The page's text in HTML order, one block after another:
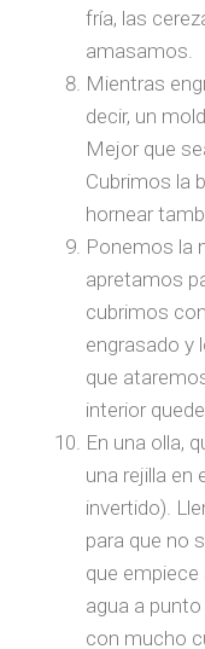
fría, las
amasamos.
Mientras
decir, un
Mejor que
Cubrimos la
hornear
Ponemos la
apretamos
cubrimos
engrasado y
que
interior
En una olla,
una rejilla en
invertido).
para que no
que empiece
agua a
con mucho